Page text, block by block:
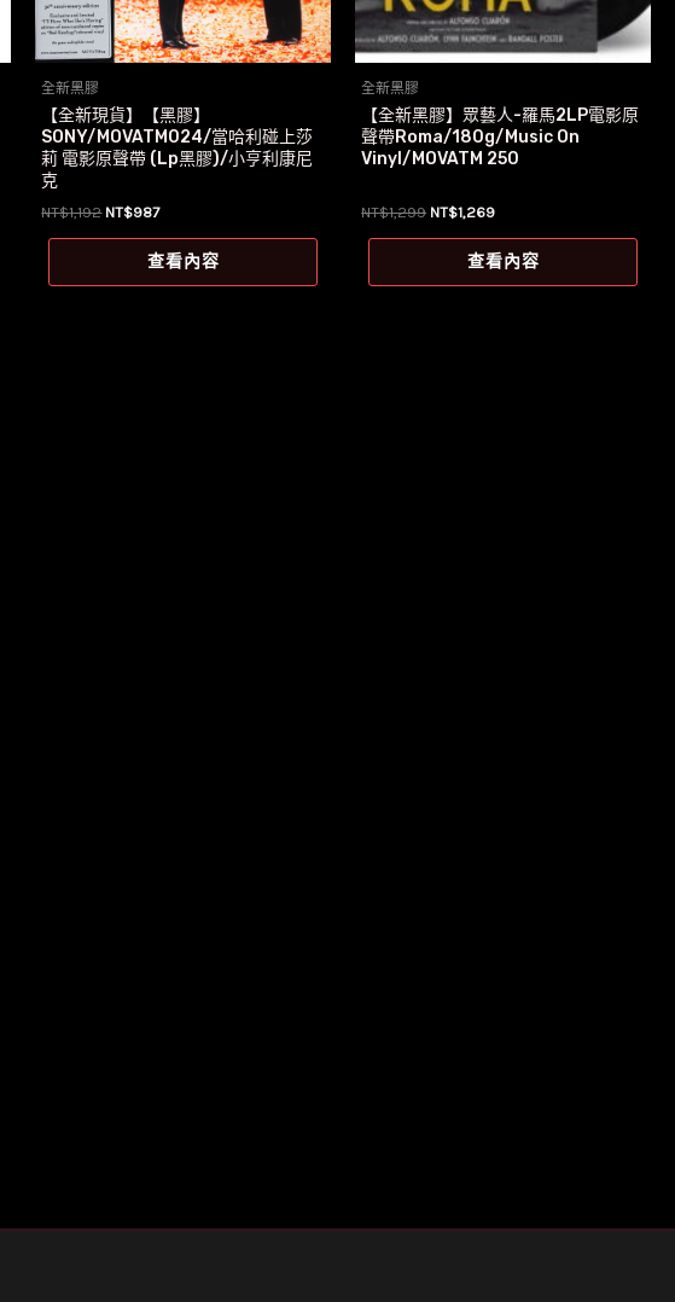
全新黑膠
【全新現貨】【黑膠】
SONY/MOVATM024/當哈利碰上莎
莉 電影原聲帶 (Lp黑膠)/小亨利康尼
克
NT$1,192 原
NT$1,192。
NT$987目
價
格：
NT$987。
查看內容
全新黑膠
【全新黑膠】眾藝人-羅馬2LP電影原
聲帶Roma/180g/Music On
Vinyl/MOVATM 250
NT$1,299 原
NT$1,299。
NT$1,269目
價
格：
NT$1,269。
查看內容